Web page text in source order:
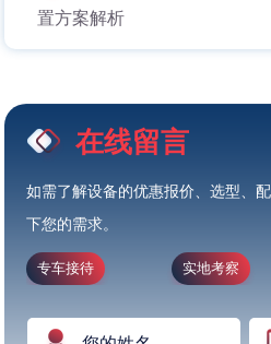
置方案解析
在线留言
如需了解设备的优惠报价、选型、
下您的需求。
专车接待 实地考察